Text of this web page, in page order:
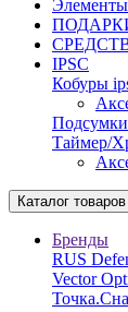
IPSC
Кобуры
Таймер/
Каталог товаров
Бренды
RUS
Vector